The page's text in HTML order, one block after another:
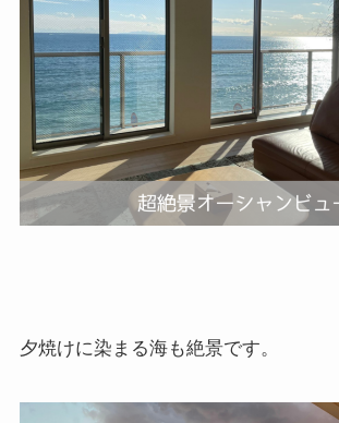
夕焼けに染まる海も絶景です。